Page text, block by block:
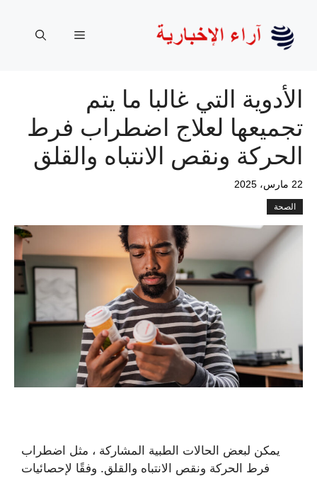
المحتوى
القائمة
الأدوية التي غالبا ما يتم
تجميعها لعلاج اضطراب فرط
الحركة ونقص الانتباه والقلق
22 مارس، 2025
الصحة
يمكن لبعض الحالات الطبية المشاركة ، مثل اضطراب
فرط الحركة ونقص الانتباه والقلق. وفقًا لإحصائيات